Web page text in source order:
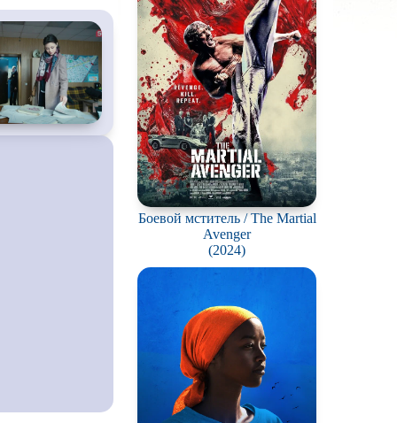
и подводные
во
Боевой мститель / The Martial
Avenger
(2024)